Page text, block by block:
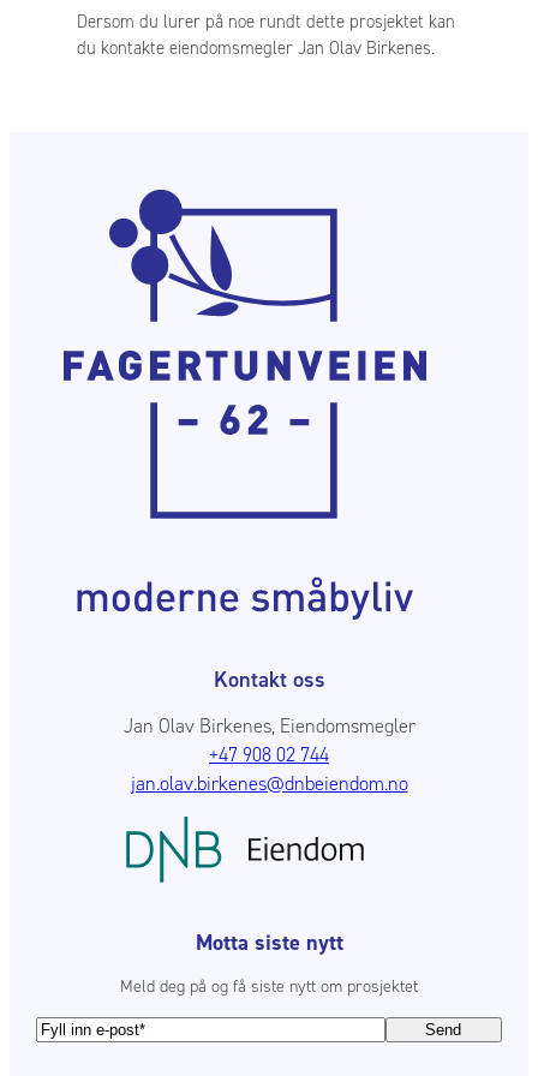
Dersom du lurer på noe rundt dette prosjektet kan
du kontakte eiendomsmegler Jan Olav Birkenes.
Kontakt oss
Jan Olav Birkenes, Eiendomsmegler
+47 908 02 744
jan.olav.birkenes@dnbeiendom.no
Motta siste nytt
Meld deg på og få siste nytt om prosjektet
E